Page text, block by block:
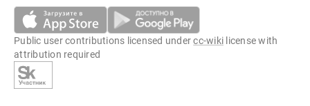
Public user contributions licensed undercc-wiki license with
attribution required